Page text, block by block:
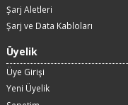
Şarj Aletleri
Şarj ve Data Kabloları
Üyelik
Üye Girişi
Yeni Üyelik